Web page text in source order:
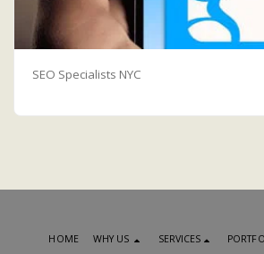
SEO Specialists NYC
HOME WHY US SERVICES